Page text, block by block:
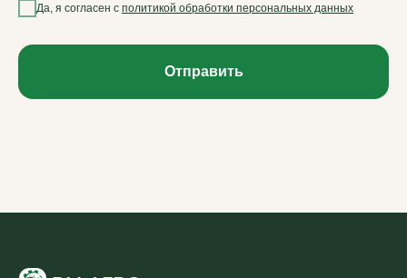
Да, я согласен с политикой обработки персональных данных
Отправить